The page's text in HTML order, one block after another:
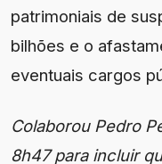
patrimoniais de
bilhões e o
eventuais cargos
Colaborou Pedro
8h47 para incluir